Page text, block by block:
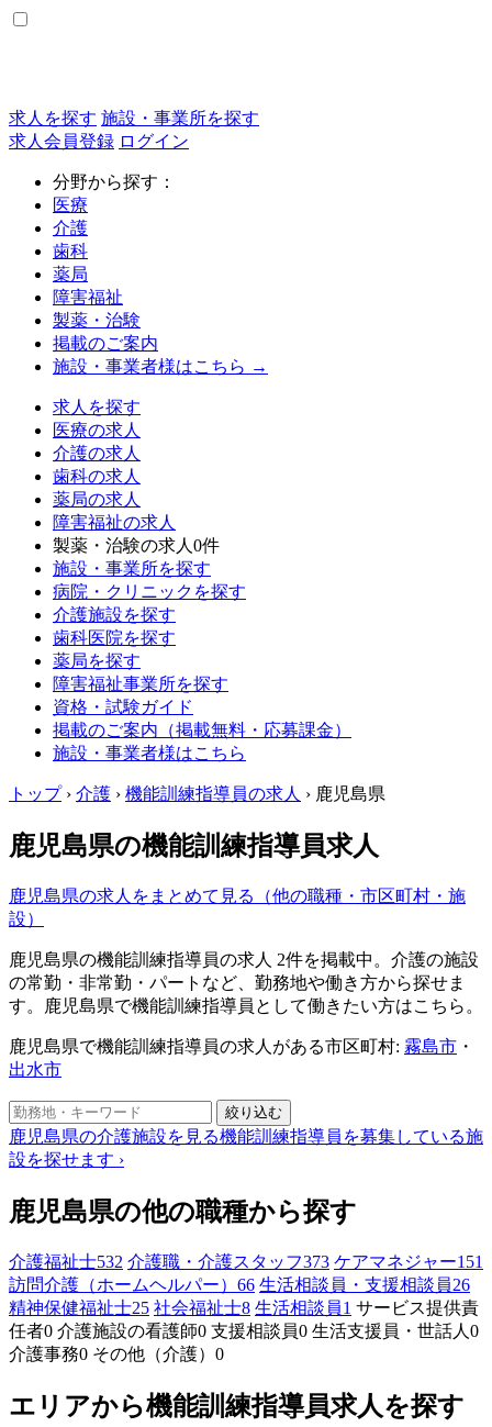
求人を探す 施設・事業所を探す
求人会員登録 ログイン
分野から探す：
医療
介護
歯科
薬局
障害福祉
製薬・治験
掲載のご案内
施設・事業者様はこちら →
求人を探す
医療の求人
介護の求人
歯科の求人
薬局の求人
障害福祉の求人
製薬・治験の求人 0件
施設・事業所を探す
病院・クリニックを探す
介護施設を探す
歯科医院を探す
薬局を探す
障害福祉事業所を探す
資格・試験ガイド
掲載のご案内（掲載無料・応募課金）
施設・事業者様はこちら
トップ › 介護 › 機能訓練指導員の求人 › 鹿児島県
鹿児島県の機能訓練指導員求人
鹿児島県の求人をまとめて見る（他の職種・市区町村・施
設）
鹿児島県の機能訓練指導員の求人 2件を掲載中。介護の施設
の常勤・非常勤・パートなど、勤務地や働き方から探せま
す。鹿児島県で機能訓練指導員として働きたい方はこちら。
鹿児島県で機能訓練指導員の求人がある市区町村: 霧島市 ・
出水市
絞り込む
鹿児島県の介護施設を見る機能訓練指導員を募集している施
設を探せます ›
鹿児島県の他の職種から探す
介護福祉士532 介護職・介護スタッフ373 ケアマネジャー151
訪問介護（ホームヘルパー） 66 生活相談員・支援相談員26
精神保健福祉士25 社会福祉士8 生活相談員1 サービス提供責
任者0 介護施設の看護師0 支援相談員0 生活支援員・世話人 0
介護事務0 その他（介護） 0
エリアから機能訓練指導員求人を探す